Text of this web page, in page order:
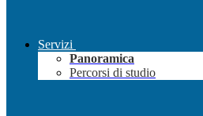
Servizi
Panoramica
Percorsi di studio